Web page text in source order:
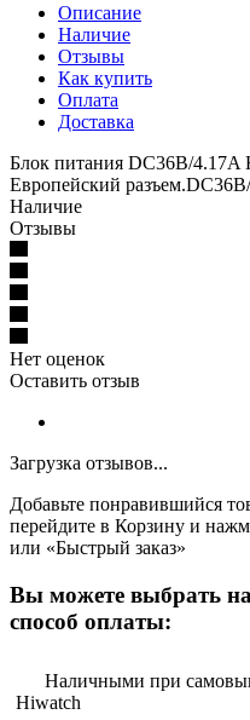
Описание
Наличие
Отзывы
Как купить
Оплата
Доставка
Блок питания DC36В/4.17A
Европейский
Наличие
Отзывы
Нет оценок
Оставить отзыв
Загрузка отзывов...
Добавьте понравившийся
перейдите в Корзину и
или «Быстрый заказ»
Вы можете выбрать
способ оплаты:
Наличными при
Hiwatch